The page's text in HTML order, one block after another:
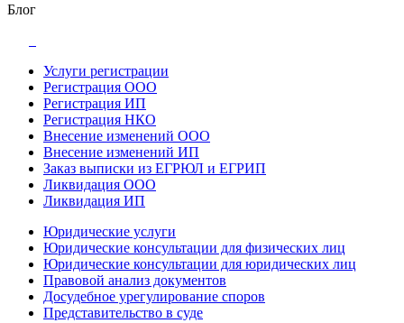
Блог
Услуги регистрации
Регистрация ООО
Регистрация ИП
Регистрация НКО
Внесение изменений ООО
Внесение изменений ИП
Заказ выписки из ЕГРЮЛ и ЕГРИП
Ликвидация ООО
Ликвидация ИП
Юридические услуги
Юридические консультации для физических лиц
Юридические консультации для юридических лиц
Правовой анализ документов
Досудебное урегулирование споров
Представительство в суде